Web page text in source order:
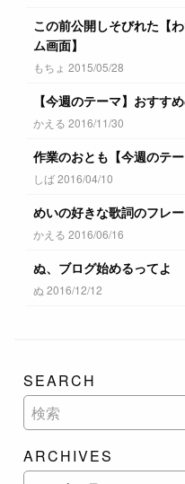
この前公開しそびれた【
ム画面】
もちょ 2015/05/28
【今週のテーマ】おすす
かえる 2016/11/30
作業のおとも【今週のテー
しば 2016/04/10
めいの好きな歌詞のフレ
かえる 2016/06/16
ぬ、ブログ始めるってよ
ぬ 2016/12/12
SEARCH
ARCHIVES